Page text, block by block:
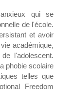
qui se
de l'école.
et avoir
académique,
l'adolescent.
phobie scolaire
telles que
Freedom